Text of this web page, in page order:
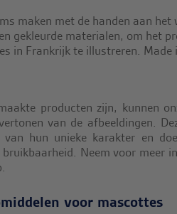
producten zijn, kunnen
van de afbeeldingen.
van hun unieke karakter en
Neem voor meer
voor mascottes